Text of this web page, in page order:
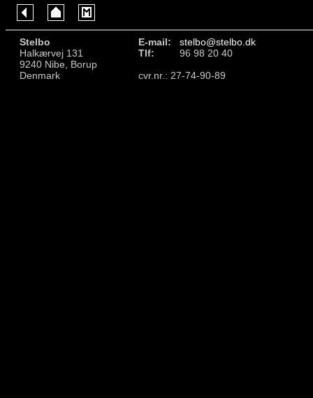
Stelbo
Halkærvej 131
9240 Nibe, Borup
Denmark
E-mail:
stelbo@stelbo.dk
Tlf:
96 98 20 40
cvr.nr.: 27-74-90-89